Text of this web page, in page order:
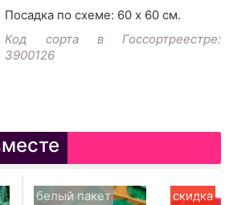
Посадка по схеме: 60 х 60 см.
Код сорта в Госсортреестре:
3900126
белый пакет
скидка